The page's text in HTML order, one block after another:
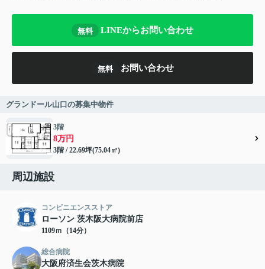
無料 LINEからお問い合わせ
無料 お問い合わせ
グランドール山口の募集中物件
3階
8万円
3階 / 22.69坪(75.04㎡)
周辺施設
コンビニエンスストア
ローソン 茨木阪大病院前店
1109ｍ（14分）
総合病院
大阪府済生会茨木病院